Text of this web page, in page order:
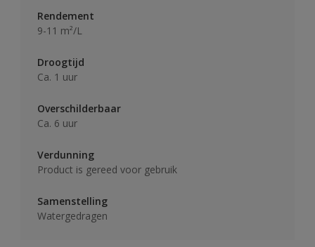
Rendement
9-11 m²/L
Droogtijd
Ca. 1 uur
Overschilderbaar
Ca. 6 uur
Verdunning
Product is gereed voor gebruik
Samenstelling
Watergedragen